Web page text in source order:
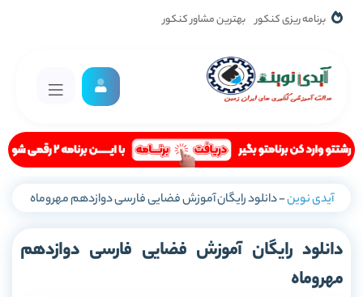
برنامه ریزی کنکور بهترین مشاور کنکور
آیدی نوین-دانلود رایگان آموزش فضایی فارسی دوازدهم مهروماه
دانلود رایگان آموزش فضایی فارسی دوازدهم
مهروماه